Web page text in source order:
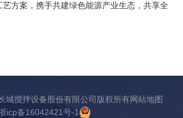
方案，携手共建绿色能源产业生态，共享全
城搅拌设备股份有限公司版权所有网站地图
icp备16042421号-1